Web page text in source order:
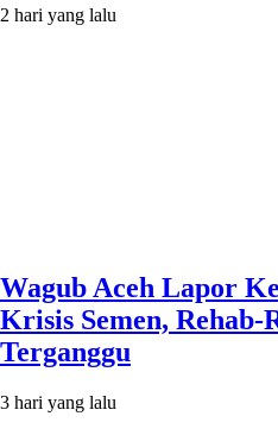
2 hari yang lalu
Wagub Aceh Lapor
Krisis Semen, Rehab-
Terganggu
3 hari yang lalu